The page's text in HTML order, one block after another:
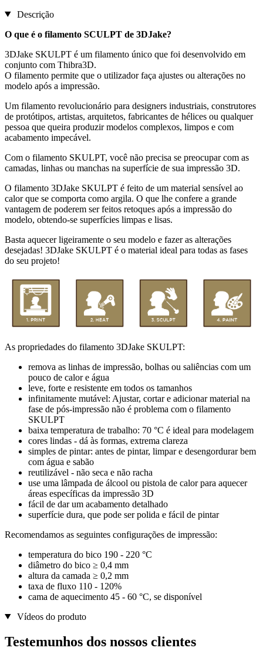
Descrição
O que é o filamento SCULPT de 3DJake?
3DJake SKULPT é um filamento único que foi desenvolvido em
conjunto com Thibra3D.
O filamento permite que o utilizador faça ajustes ou alterações no
modelo após a impressão.
Um filamento revolucionário para designers industriais, construtores
de protótipos, artistas, arquitetos, fabricantes de hélices ou qualquer
pessoa que queira produzir modelos complexos, limpos e com
acabamento impecável.
Com o filamento SKULPT, você não precisa se preocupar com as
camadas, linhas ou manchas na superfície de sua impressão 3D.
O filamento 3DJake SKULPT é feito de um material sensível ao
calor que se comporta como argila. O que lhe confere a grande
vantagem de poderem ser feitos retoques após a impressão do
modelo, obtendo-se superfícies limpas e lisas.
Basta aquecer ligeiramente o seu modelo e fazer as alterações
desejadas! 3DJake SKULPT é o material ideal para todas as fases
do seu projeto!
As propriedades do filamento 3DJake SKULPT:
remova as linhas de impressão, bolhas ou saliências com um
pouco de calor e água
leve, forte e resistente em todos os tamanhos
infinitamente mutável: Ajustar, cortar e adicionar material na
fase de pós-impressão não é problema com o filamento
SKULPT
baixa temperatura de trabalho: 70 °C é ideal para modelagem
cores lindas - dá às formas, extrema clareza
simples de pintar: antes de pintar, limpar e desengordurar bem
com água e sabão
reutilizável - não seca e não racha
use uma lâmpada de álcool ou pistola de calor para aquecer
áreas específicas da impressão 3D
fácil de dar um acabamento detalhado
superfície dura, que pode ser polida e fácil de pintar
Recomendamos as seguintes configurações de impressão:
temperatura do bico 190 - 220 °C
diâmetro do bico ≥ 0,4 mm
altura da camada ≥ 0,2 mm
taxa de fluxo 110 - 120%
cama de aquecimento 45 - 60 °C, se disponível
Vídeos do produto
Testemunhos dos nossos clientes